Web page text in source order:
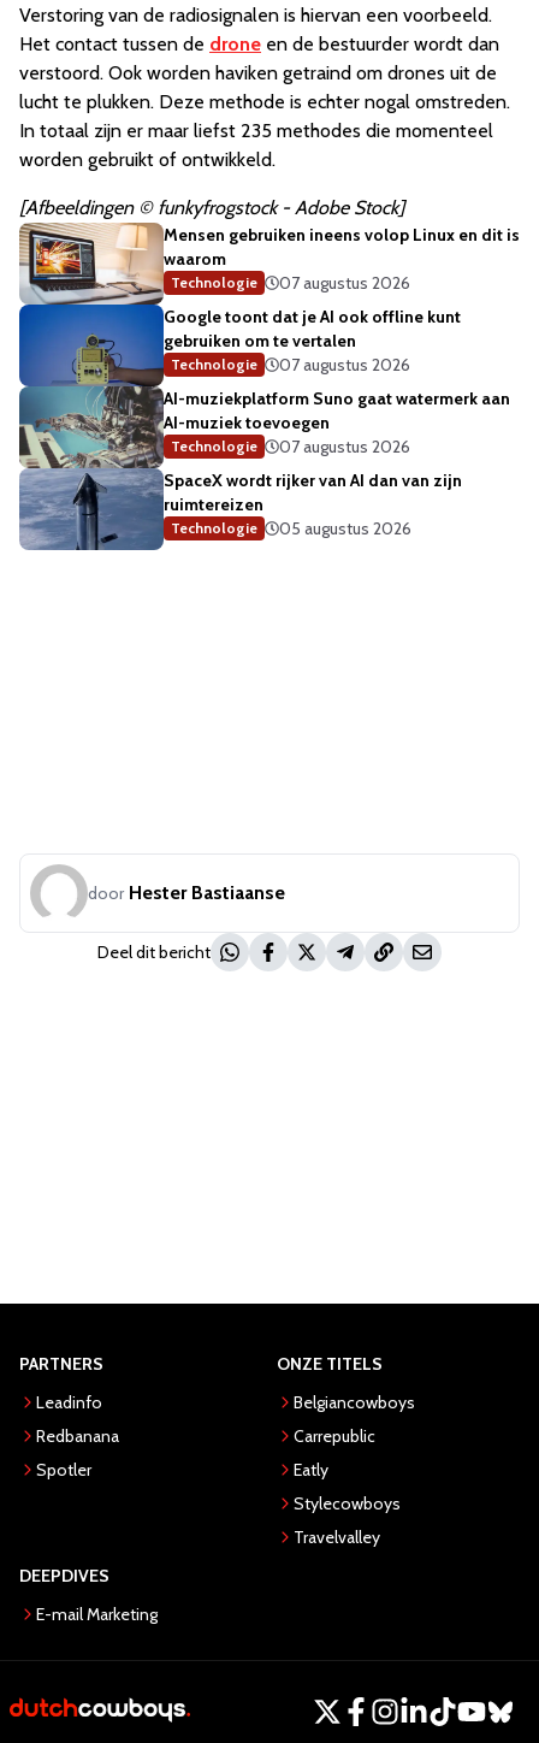
Verstoring van de radiosignalen is hiervan een voorbeeld.
Het contact tussen de drone en de bestuurder wordt dan
verstoord. Ook worden haviken getraind om drones uit de
lucht te plukken. Deze methode is echter nogal omstreden.
In totaal zijn er maar liefst 235 methodes die momenteel
worden gebruikt of ontwikkeld.
[Afbeeldingen © funkyfrogstock - Adobe Stock]
Mensen gebruiken ineens volop Linux en dit is
waarom
Technologie
07 augustus 2026
Google toont dat je AI ook offline kunt
gebruiken om te vertalen
Technologie
07 augustus 2026
AI-muziekplatform Suno gaat watermerk aan
AI-muziek toevoegen
Technologie
07 augustus 2026
SpaceX wordt rijker van AI dan van zijn
ruimtereizen
Technologie 05 augustus 2026
door Hester Bastiaanse
Deel dit bericht
PARTNERS
Leadinfo
Redbanana
Spotler
ONZE TITELS
Belgiancowboys
Carrepublic
Eatly
Stylecowboys
Travelvalley
DEEPDIVES
E-mail Marketing